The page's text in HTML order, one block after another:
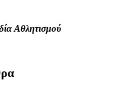
Αθλητισμού